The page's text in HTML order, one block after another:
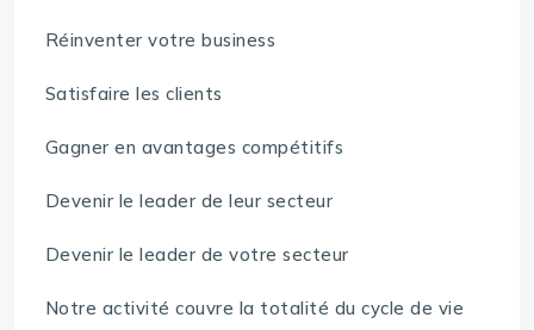
Réinventer votre business
Satisfaire les clients
Gagner en avantages compétitifs
Devenir le leader de leur secteur
Devenir le leader de votre secteur
Notre activité couvre la totalité du cycle de vie